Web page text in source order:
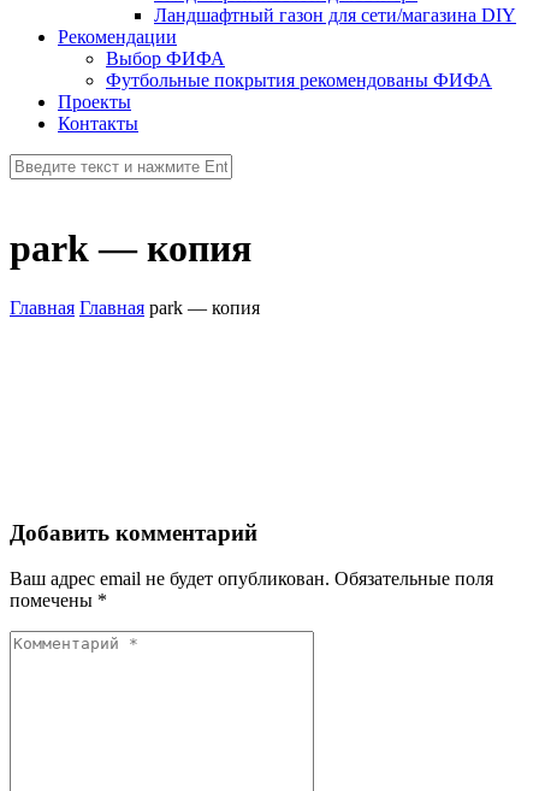
Ландшафтный газон для сети/магазина DIY
Рекомендации
Выбор ФИФА
Футбольные покрытия рекомендованы ФИФА
Проекты
Контакты
park — копия
Главная Главная park — копия
Добавить комментарий
Ваш адрес email не будет опубликован. Обязательные поля
помечены *